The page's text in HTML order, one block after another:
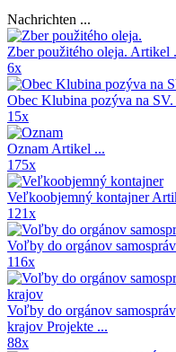
Nachrichten ...
Zber použitého oleja. Artikel
6x
Obec Klubina pozýva na SV.
15x
Oznam Artikel ...
175x
Veľkoobjemný kontajner
121x
Voľby do orgánov
116x
Voľby do orgánov
krajov Projekte ...
88x